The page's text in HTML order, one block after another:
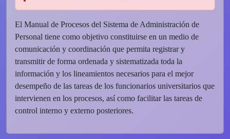
El Manual de Procesos del Sistema de Administración de
Personal tiene como objetivo constituirse en un medio de
comunicación y coordinación que permita registrar y
transmitir de forma ordenada y sistematizada toda la
información y los lineamientos necesarios para el mejor
desempeño de las tareas de los funcionarios universitarios que
intervienen en los procesos, así como facilitar las tareas de
control interno y externo posteriores.